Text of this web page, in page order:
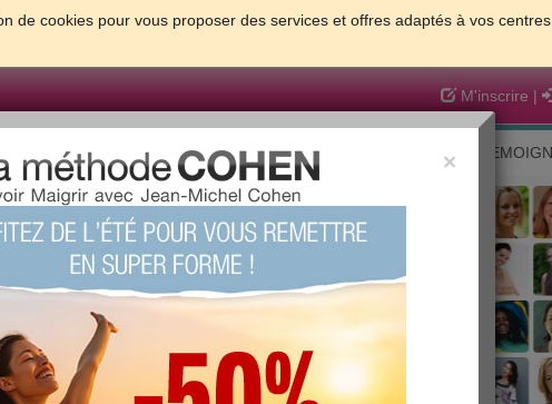
de cookies pour vous proposer des services et offres adaptés à vos centres
M'inscrire |
PSYCHO & TESTS GROSSESSE & BEBE
solutions pour maigrir et être bien dans sa peau
×